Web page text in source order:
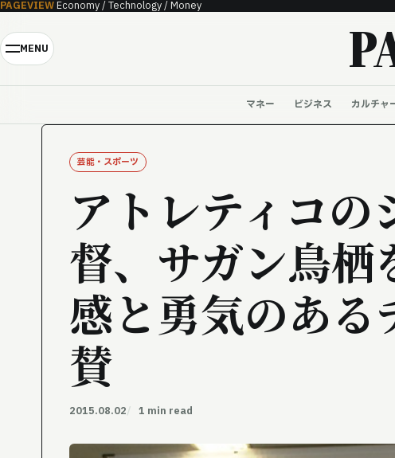
Skip to content
PAGEVIEWEconomy / Technology / Money
MENU
マネー ビジネス カルチャ
芸能・スポーツ
アトレティコの
督、サガン鳥栖
感と勇気のある
賛
2015.08.02 1 min read